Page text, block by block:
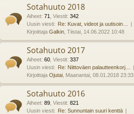
Sotahuuto 2018
Aiheet: 71 Viestit: 342
Uusin viesti: Re: Kuvat, videot ja uutisoin…
Kirjoittaja Galkin , Tiistai, 14.06.2022 10:48
Sotahuuto 2017
Aiheet: 60 Viestit: 337
Uusin viesti: Re: Niittoväen palautteenkorj…
Kirjoittaja Ojutai , Maanantai, 08.01.2018 23:33
Sotahuuto 2016
Aiheet: 89 Viestit: 821
Uusin viesti: Re: Sunnuntain suuri kenttä